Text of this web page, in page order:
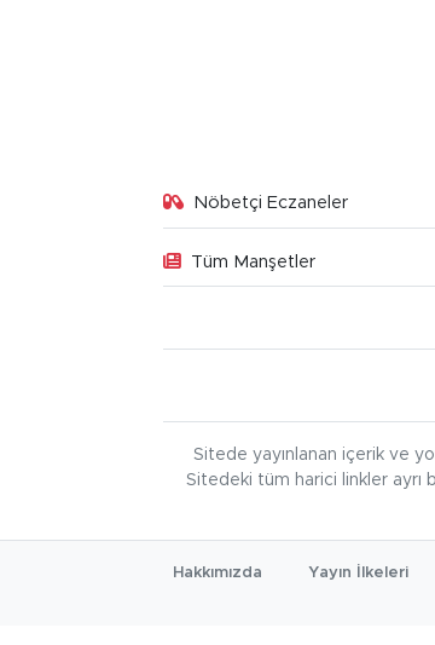
Nöbetçi Eczaneler
Tüm Manşetler
Sitede yayınlanan içerik ve
Sitedeki tüm harici linkler ayrı
Hakkımızda Yayın İlkeleri